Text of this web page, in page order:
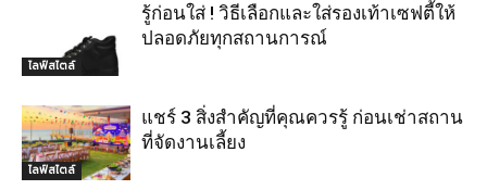
ไลฟ์สไตล์
รู้ก่อนใส่ ! วิธีเลือกและใส่รองเท้าเซฟตี้ให้
ปลอดภัยทุกสถานการณ์
ไลฟ์สไตล์
แชร์ 3 สิ่งสำคัญที่คุณควรรู้ ก่อนเช่าสถาน
ที่จัดงานเลี้ยง